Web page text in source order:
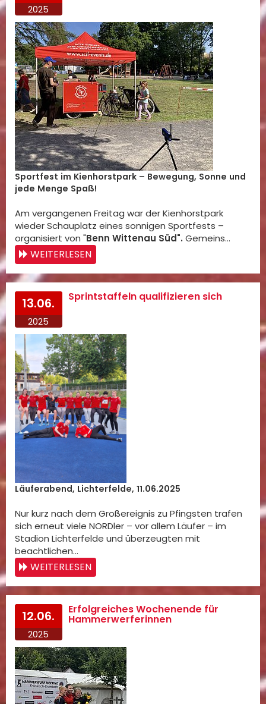
2025
Sportfest im Kienhorstpark – Bewegung, Sonne und
jede Menge Spaß!
Am vergangenen Freitag war der Kienhorstpark
wieder Schauplatz eines sonnigen Sportfests –
organisiert von "Benn Wittenau Süd". Gemeins…
WEITERLESEN
13.06.
2025
Sprintstaffeln qualifizieren sich
Läuferabend, Lichterfelde, 11.06.2025
Nur kurz nach dem Großereignis zu Pfingsten trafen
sich erneut viele NORDler – vor allem Läufer – im
Stadion Lichterfelde und überzeugten mit
beachtlichen…
WEITERLESEN
12.06.
2025
Erfolgreiches Wochenende für
Hammerwerferinnen